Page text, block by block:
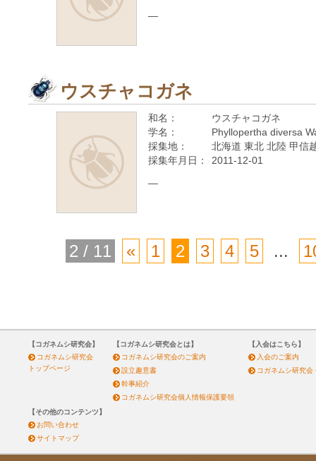
—
ウスチャコガネ
和名：
ウスチャコガネ
学名：
Phyllopertha diversa
採集地：
北海道 東北 北陸 甲信
採集年月日：
2011-12-01
—
2 / 11 « 1 2 3 4 5 ...
【コガネムシ研究会】
コガネムシ研究会
トップページ
【コガネムシ研究会とは】
コガネムシ研究会のご案内
設立趣意書
幹事紹介
コガネムシ研究会個人情報保護要領
【入会はこちら】
入会のご案内
コガネムシ研究会
【その他のコンテンツ】
お問い合わせ
サイトマップ